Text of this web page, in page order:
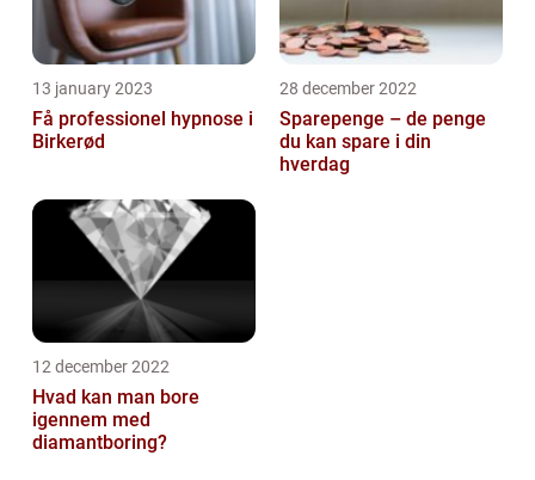
13 january 2023
Få professionel hypnose i
Birkerød
28 december 2022
Sparepenge – de penge
du kan spare i din
hverdag
12 december 2022
Hvad kan man bore
igennem med
diamantboring?